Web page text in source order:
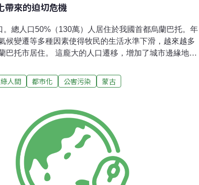
帶來的迫切危機
。總人口50%（130萬）人居住於我國首都烏蘭巴托。年
候變遷等多種因素使得牧民的生活水準下滑，越來越多
人口遷移，增加了城市邊緣地帶
增等等問題不可勝數。以空氣污染為例，雖然中央政府
爐、無煙煤等等方案，卻無任何效果。3年前烏蘭巴托冬
是關於BAYANGOL區100個家庭實行降煙計畫。
住人口最密集。所以100個家庭這個數字，連這區域內總
。宣導了多少年卻毫無效果的這些方案叫做減少空氣污染
可憐，但另一方面，政府也並不主動。
人間 都市化 公害污染 蒙古